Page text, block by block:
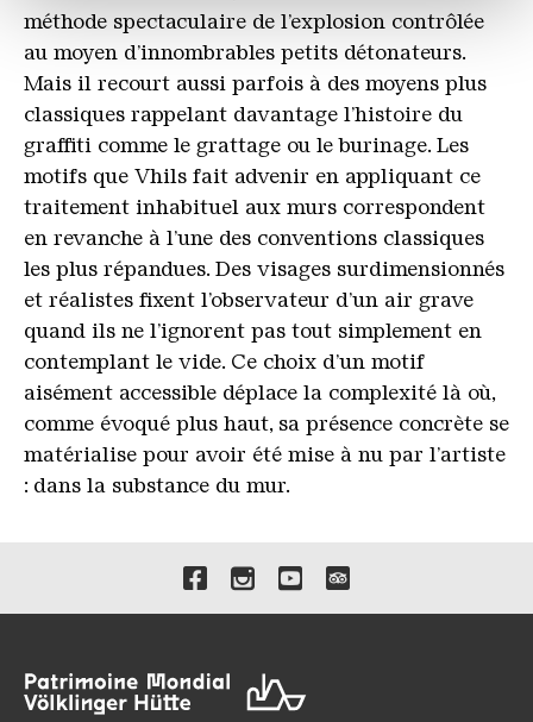
votre utilisation de notre site avec nos partenaires de
médias sociaux, de publicité et d'analyse. Nos
partenaires peuvent combiner ces informations avec
d'autres données que vous leur avez fournies ou qu'ils
ont collectées dans le cadre de votre utilisation des
services.
méthode spectaculaire de l’explosion contrôlée
au moyen d’innombrables petits détonateurs.
Mais il recourt aussi parfois à des moyens plus
classiques rappelant davantage l’histoire du
graffiti comme le grattage ou le burinage. Les
motifs que Vhils fait advenir en appliquant ce
traitement inhabituel aux murs correspondent
en revanche à l’une des conventions classiques
les plus répandues. Des visages surdimensionnés
et réalistes fixent l’observateur d’un air grave
quand ils ne l’ignorent pas tout simplement en
contemplant le vide. Ce choix d’un motif
aisément accessible déplace la complexité là où,
comme évoqué plus haut, sa présence concrète se
matérialise pour avoir été mise à nu par l’artiste
: dans la substance du mur.
Liens vers nos canaux de